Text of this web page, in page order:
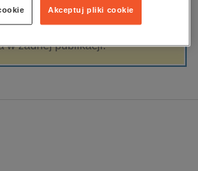
technologie, informatyka
informacyjne
w żadnej publikacji.
Akceptuj pliki cookie